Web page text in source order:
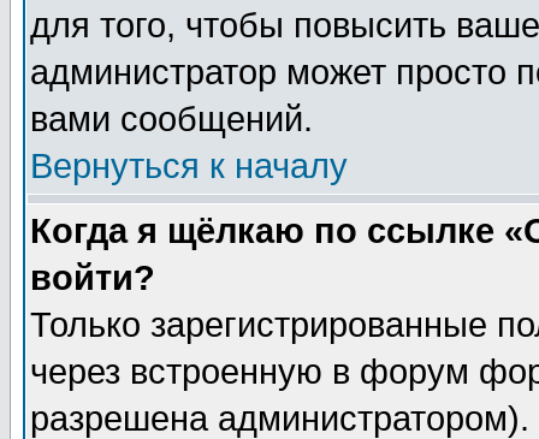
для того, чтобы повысить
администратор может просто
вами сообщений.
Вернуться к началу
Когда я щёлкаю по ссылке
войти?
Только зарегистрированные
через встроенную в форум
разрешена